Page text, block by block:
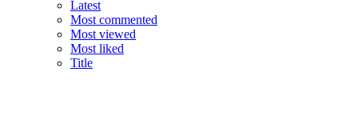
Latest
Most commented
Most viewed
Most liked
Title